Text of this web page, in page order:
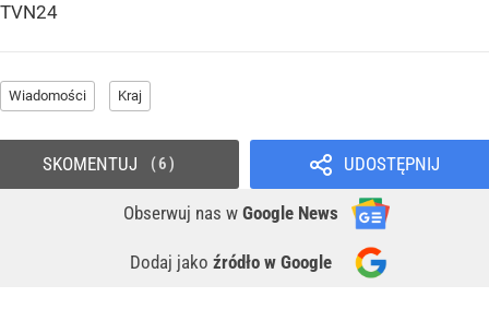
TVN24
Wiadomości Kraj
UDOSTĘPNIJ
Obserwuj nas w Google News
Dodaj jako źródło w Google
SKOMENTUJ 6